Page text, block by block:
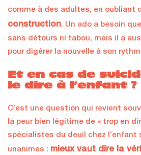
comme à des adultes, en oubliant
construction. Un ado a besoin
sans détours ni tabou, mais il a
pour digérer la nouvelle à son
Et en cas de
le dire à l’enfant ?
C’est une question qui revient
la peur bien légitime de « trop en
spécialistes du deuil chez l’enfant
unanimes : mieux vaut dire la